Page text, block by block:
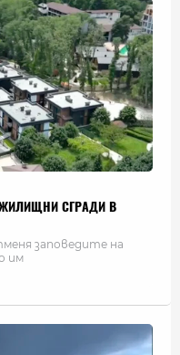
СГРАДИ В
заповедите на
им